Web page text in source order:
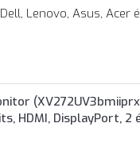
Lenovo, Asus, Acer
HDMI, DisplayPort, 2